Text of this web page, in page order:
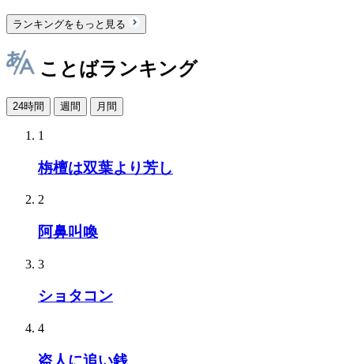
ランキングをもっと見る
ことばランキング
24時間 週間 月間
1
栴檀は双葉より芳し
2
阿鼻叫喚
3
ショタコン
4
盗人に追い銭